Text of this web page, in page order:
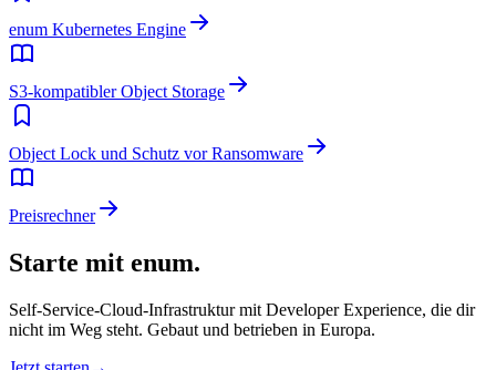
enum Kubernetes Engine
S3-kompatibler Object Storage
Object Lock und Schutz vor Ransomware
Preisrechner
Starte mit enum.
Self-Service-Cloud-Infrastruktur mit Developer Experience, die dir
nicht im Weg steht. Gebaut und betrieben in Europa.